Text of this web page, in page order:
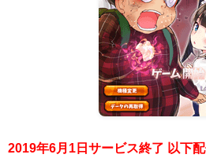
2019年6月1日サービス終了 以下配